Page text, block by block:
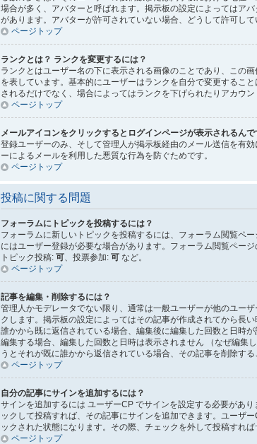
場合が多く、アバターと呼ばれます。掲示板の設定によってはア
があります。アバターが許可されていない場合、どうして許可し
ページトップ
ランクとは？ ランクを変更するには？
ランクとはユーザー名の下に表示される画像のことであり、この
を表しています。基本的にユーザーはランクを自分で変更するこ
されるだけでなく、場合によってはランクを下げられたりアカウン
ページトップ
メールアイコンをクリックするとログインページが表示されるんで
登録ユーザーのみ、そして管理人が掲示板経由のメール送信を有
ーによるメールを利用した悪質な行為を防ぐためです。
ページトップ
投稿に関する問題
フォーラムにトピックを投稿するには？
フォーラムに新しいトピックを投稿するには、フォーラム閲覧ペ
にはユーザー登録が必要な場合があります。フォーラム閲覧ペー
トピック投稿: 可、投票参加: 可 など。
ページトップ
記事を編集・削除するには？
管理人かモデレータでない限り、通常は一般ユーザーが他のユー
クします。掲示板の設定によってはその記事が作成されてから長
誰かから既に返信されている場合、編集後に編集した回数と日時
編集する場合、編集した回数と日時は表示されません （なぜ編集
うとそれが既に誰かから返信されている場合、その記事を削除す
ページトップ
自分の記事にサインを追加するには？
サインを追加するには ユーザーCP でサインを設定する必要があ
ックして投稿すれば、その記事にサインを追加できます。ユーザ
ックされた状態になります。その際、チェックを外して投稿すれば
ページトップ